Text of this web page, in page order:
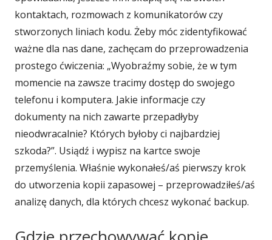
kontaktach, rozmowach z komunikatorów czy
stworzonych liniach kodu. Żeby móc zidentyfikować
ważne dla nas dane, zachęcam do przeprowadzenia
prostego ćwiczenia: „Wyobraźmy sobie, że w tym
momencie na zawsze tracimy dostęp do swojego
telefonu i komputera. Jakie informacje czy
dokumenty na nich zawarte przepadłyby
nieodwracalnie? Których byłoby ci najbardziej
szkoda?”. Usiądź i wypisz na kartce swoje
przemyślenia. Właśnie wykonałeś/aś pierwszy krok
do utworzenia kopii zapasowej – przeprowadziłeś/aś
analizę danych, dla których chcesz wykonać backup.